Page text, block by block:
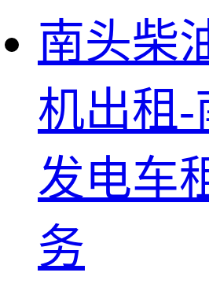
南头柴
机出租-
发电车
务